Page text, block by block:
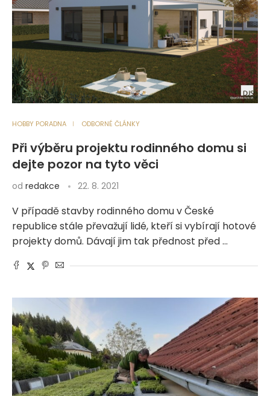
HOBBY PORADNA ODBORNÉ ČLÁNKY
Při výběru projektu rodinného domu si
dejte pozor na tyto věci
od redakce 22. 8. 2021
V případě stavby rodinného domu v České
republice stále převažují lidé, kteří si vybírají hotové
projekty domů. Dávají jim tak přednost před …